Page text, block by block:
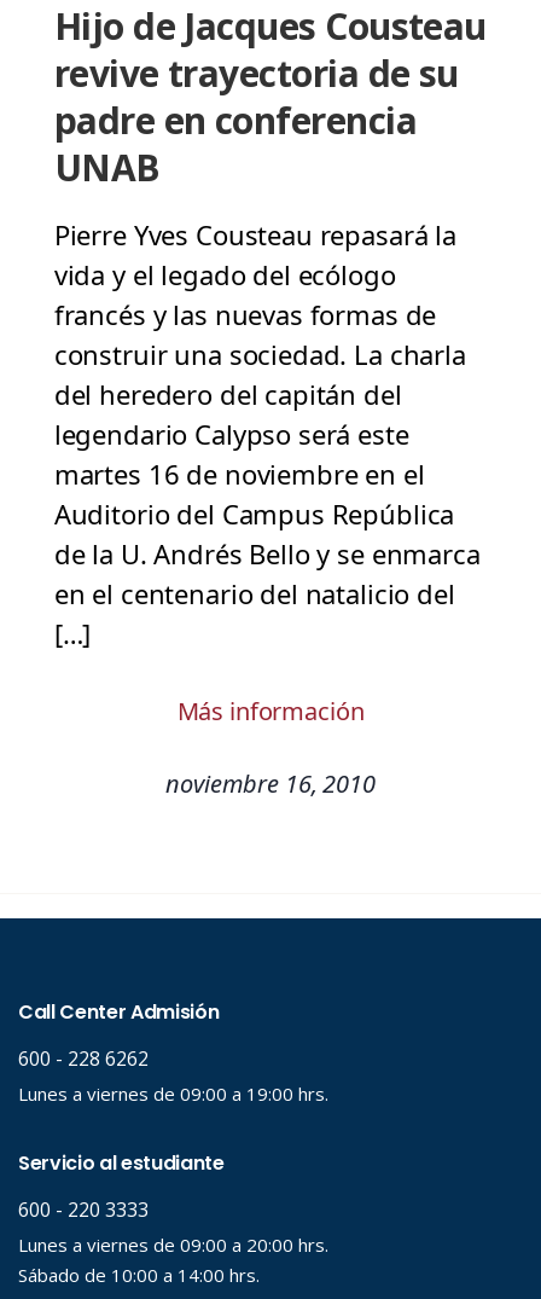
Hijo de Jacques Cousteau
revive trayectoria de su
padre en conferencia
UNAB
Pierre Yves Cousteau repasará la
vida y el legado del ecólogo
francés y las nuevas formas de
construir una sociedad. La charla
del heredero del capitán del
legendario Calypso será este
martes 16 de noviembre en el
Auditorio del Campus República
de la U. Andrés Bello y se enmarca
en el centenario del natalicio del
[…]
Más información
noviembre 16, 2010